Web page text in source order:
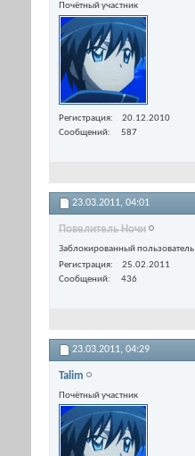
Почётный участник
Регистрация
20.12.2010
Сообщений
587
23.03.2011, 04:01
Пoвелитель Ночи
Заблокированный пользователь
Регистрация
25.02.2011
Сообщений
436
23.03.2011, 04:29
Talim
Почётный участник